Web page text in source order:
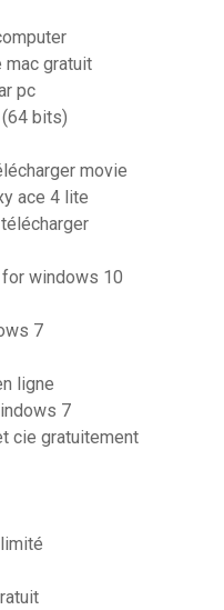
mac gratuit
pc
bits)
movie
ace 4 lite
windows 10
7
ligne
7
cie gratuitement